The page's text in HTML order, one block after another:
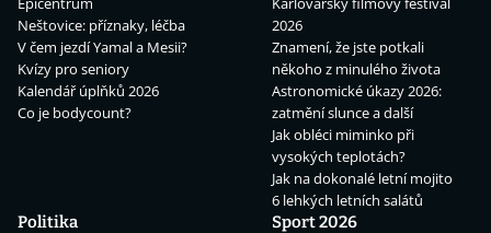
Neštovice: příznaky, léčba
V čem jezdí Yamal a Mesii?
Kvízy pro seniory
Kalendář úplňků 2026
Co je bodycount?
2026
Znamení, že jste potkali
někoho z minulého života
Astronomické úkazy 2026:
zatmění slunce a další
Jak obléci miminko při
vysokých teplotách?
Jak na dokonalé letní mojito
6 lehkých letních salátů
Politika
Sport 2026